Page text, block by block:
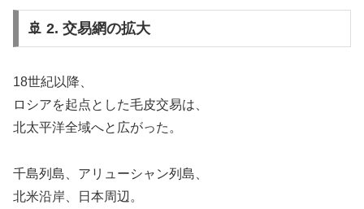
🚢 2. 交易網の拡大
18世紀以降、
ロシアを起点とした毛皮交易は、
北太平洋全域へと広がった。
千島列島、アリューシャン列島、
北米沿岸、日本周辺。